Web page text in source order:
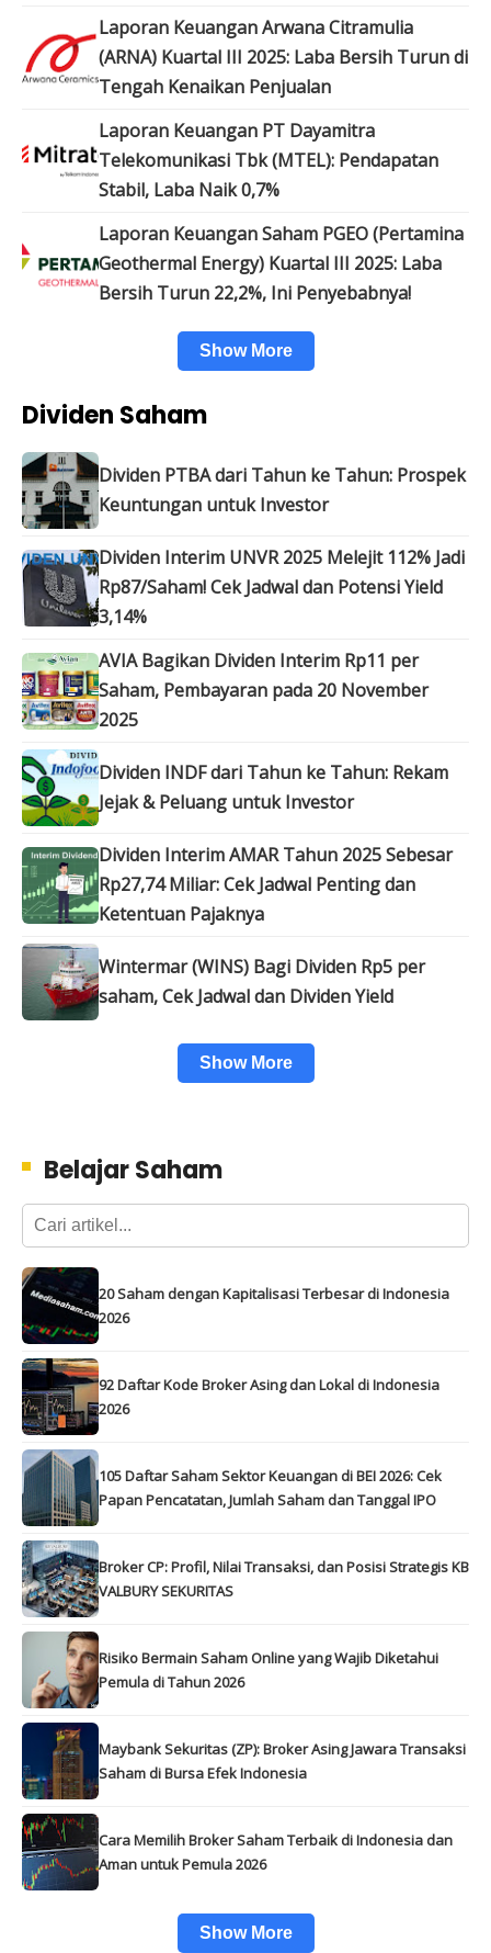
Laporan Keuangan Arwana Citramulia
(ARNA) Kuartal III 2025: Laba Bersih Turun di
Tengah Kenaikan Penjualan
Laporan Keuangan PT Dayamitra
Telekomunikasi Tbk (MTEL): Pendapatan
Stabil, Laba Naik 0,7%
Laporan Keuangan Saham PGEO (Pertamina
Geothermal Energy) Kuartal III 2025: Laba
Bersih Turun 22,2%, Ini Penyebabnya!
Show More
Dividen Saham
Dividen PTBA dari Tahun ke Tahun: Prospek
Keuntungan untuk Investor
Dividen Interim UNVR 2025 Melejit 112% Jadi
Rp87/Saham! Cek Jadwal dan Potensi Yield
3,14%
AVIA Bagikan Dividen Interim Rp11 per
Saham, Pembayaran pada 20 November
2025
Dividen INDF dari Tahun ke Tahun: Rekam
Jejak & Peluang untuk Investor
Dividen Interim AMAR Tahun 2025 Sebesar
Rp27,74 Miliar: Cek Jadwal Penting dan
Ketentuan Pajaknya
Wintermar (WINS) Bagi Dividen Rp5 per
saham, Cek Jadwal dan Dividen Yield
Show More
Belajar Saham
20 Saham dengan Kapitalisasi Terbesar di Indonesia
2026
92 Daftar Kode Broker Asing dan Lokal di Indonesia
2026
105 Daftar Saham Sektor Keuangan di BEI 2026: Cek
Papan Pencatatan, Jumlah Saham dan Tanggal IPO
Broker CP: Profil, Nilai Transaksi, dan Posisi Strategis KB
VALBURY SEKURITAS
Risiko Bermain Saham Online yang Wajib Diketahui
Pemula di Tahun 2026
Maybank Sekuritas (ZP): Broker Asing Jawara Transaksi
Saham di Bursa Efek Indonesia
Cara Memilih Broker Saham Terbaik di Indonesia dan
Aman untuk Pemula 2026
Show More